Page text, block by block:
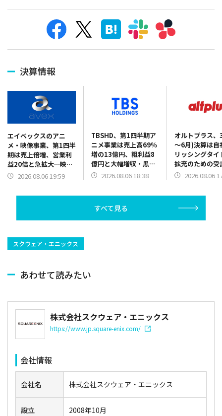
決算情報
エイベックスのアニ
メ・映像事業、第1四半
期は売上倍増、営業利
益20倍と急拡大…映画
『SAKAMOTO
2026.08.06 19:59
TBSHD、第1四半期ア
ニメ事業は売上高69％
増の13億円、粗利益8
億円と大幅増収・黒字
転換 「氷の城壁」海
2026.08.06 18:38
オルトプラス
～6月)決算は自
リッシングタイ
拡充のための受
規模の縮小で売
2026.08.06
すべて見る
スクウェア・エニックス
あわせて読みたい
株式会社スクウェア・エニックス
https://www.jp.square-enix.com/
会社情報
会社名 株式会社スクウェア・エニックス
設立 2008年10月